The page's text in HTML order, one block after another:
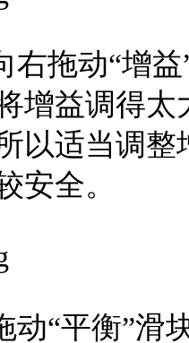
右拖动“增
增益调得
以适当调整
安全。
动“平衡”滑